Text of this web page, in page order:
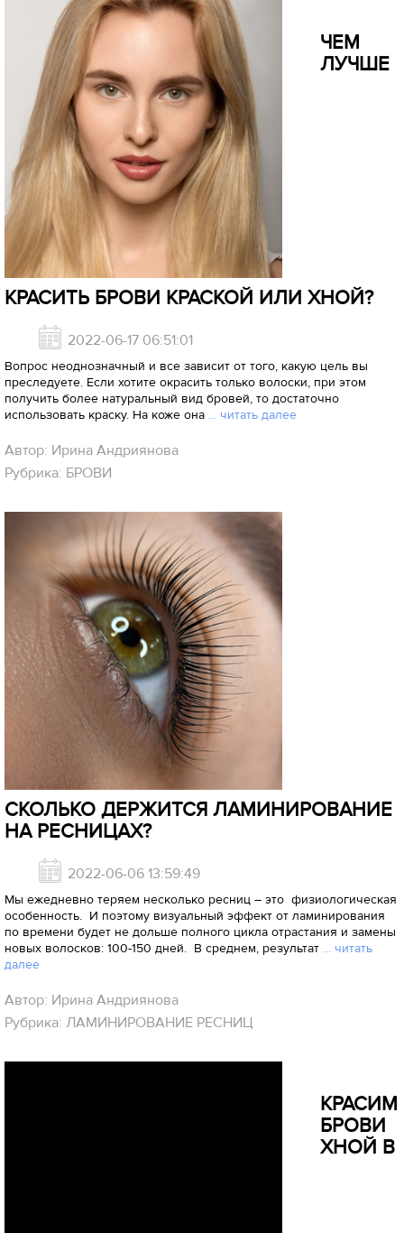
ЧЕМ
ЛУЧШЕ
КРАСИТЬ БРОВИ КРАСКОЙ ИЛИ ХНОЙ?
2022-06-17 06:51:01
Вопрос неоднозначный и все зависит от того, какую цель вы
преследуете. Если хотите окрасить только волоски, при этом
получить более натуральный вид бровей, то достаточно
использовать краску. На коже она ... читать далее
Автор: Ирина Андриянова
Рубрика: БРОВИ
СКОЛЬКО ДЕРЖИТСЯ ЛАМИНИРОВАНИЕ
НА РЕСНИЦАХ?
2022-06-06 13:59:49
Мы ежедневно теряем несколько ресниц – это физиологическая
особенность. И поэтому визуальный эффект от ламинирования
по времени будет не дольше полного цикла отрастания и замены
новых волосков: 100-150 дней. В среднем, результат ... читать
далее
Автор: Ирина Андриянова
Рубрика: ЛАМИНИРОВАНИЕ РЕСНИЦ
КРАСИМ
БРОВИ
ХНОЙ В